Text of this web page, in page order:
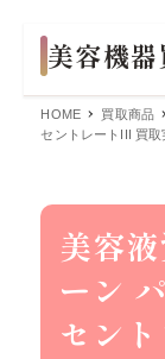
HOME 買取商品
セントレートIII 買取
美容
ーン
セン